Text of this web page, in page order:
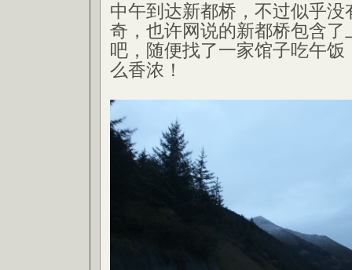
中午到达新都桥，不过似乎
奇，也许网说的新都桥包含了
吧，随便找了一家馆子吃午
么香浓！